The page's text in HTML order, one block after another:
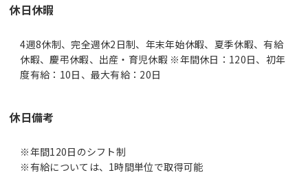
休日休暇
4週8休制、完全週休2日制、年末年始休暇、夏季休暇、有給
休暇、慶弔休暇、出産・育児休暇 ※年間休日：120日、初年
度有給：10日、最大有給：20日
休日備考
※年間120日のシフト制
※有給については、1時間単位で取得可能